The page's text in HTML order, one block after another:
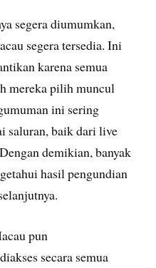
segera diumumkan,
segera tersedia. Ini
karena semua
mereka pilih muncul
ini sering
saluran, baik dari live
demikian, banyak
hasil pengundian
pun
secara semua